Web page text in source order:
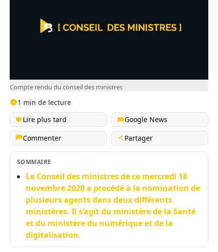
Compte rendu du conseil des ministres
1 min de lecture
Lire plus tard
Google News
Commenter
Partager
SOMMAIRE
Le Conseil des ministres de ce mercredi 18
novembre 2020 a procédé à la nomination de
plusieurs agents dans deux différents
ministères. Il s’agit du ministère de la Santé
et du ministère du numérique et de la
digitalisation.